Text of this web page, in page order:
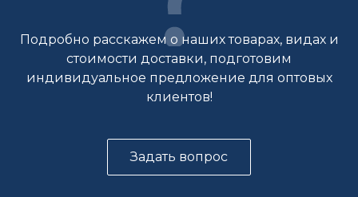
Подробно расскажем о наших товарах, видах и
стоимости доставки, подготовим
индивидуальное предложение для оптовых
клиентов!
Задать вопрос